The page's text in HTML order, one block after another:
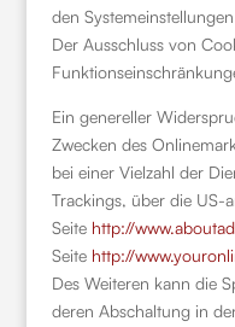
den
Der Ausschluss von
Ein genereller
Zwecken des
bei einer Vielzahl der
Trackings, über die US-
Seite http://
Seite http://
Des Weiteren kann die
deren Abschaltung in